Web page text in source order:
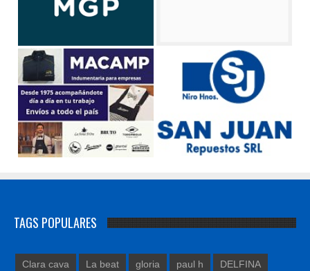
TAGS POPULARES
Clara cava La beat gloria paul h DELFINA